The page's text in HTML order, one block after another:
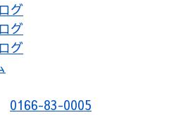
グ
グ
グ
0166-83-0005